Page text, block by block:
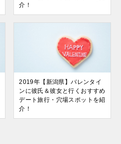
介！
2019年【新潟県】バレンタイ
ンに彼氏＆彼女と行くおすすめ
デート旅行・穴場スポットを紹
介！